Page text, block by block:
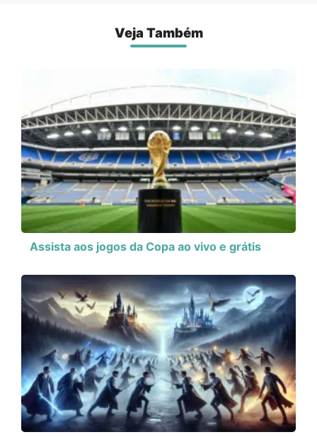
Veja Também
Assista aos jogos da Copa ao vivo e grátis